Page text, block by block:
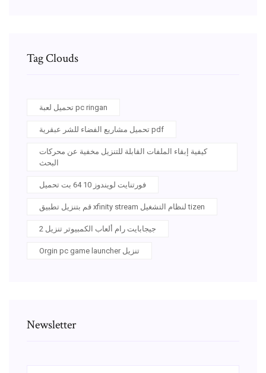
Tag Clouds
تحميل لعبة pc ringan
تحميل مشاريع الفضاء للشر عبقرية pdf
كيفية إبقاء الملفات القابلة للتنزيل مخفية عن محركات
البحث
فورتنايت لويندوز 10 64 بت تحميل
قم بتنزيل تطبيق xfinity stream لنظام التشغيل tizen
2 جيجابايت رام ألعاب الكمبيوتر تنزيل
Orgin pc game launcher تنزيل
Newsletter